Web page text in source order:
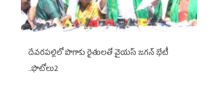
దేవరపల్లిలో పొగాకు రైతులతో వైయస్ జగన్ భేటీ
..ఫొటోలు2